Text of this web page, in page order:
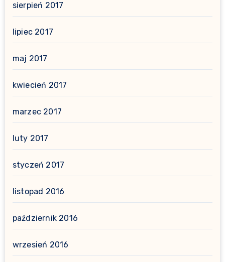
sierpień 2017
lipiec 2017
maj 2017
kwiecień 2017
marzec 2017
luty 2017
styczeń 2017
listopad 2016
październik 2016
wrzesień 2016